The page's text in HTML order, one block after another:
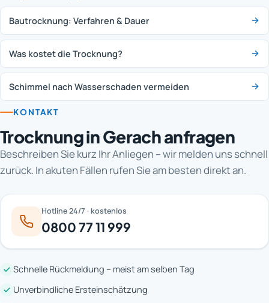
Bautrocknung: Verfahren & Dauer
Was kostet die Trocknung?
Schimmel nach Wasserschaden vermeiden
KONTAKT
Trocknung in Gerach anfragen
Beschreiben Sie kurz Ihr Anliegen – wir melden uns schnell
zurück. In akuten Fällen rufen Sie am besten direkt an.
Hotline 24/7 · kostenlos
0800 77 11 999
Schnelle Rückmeldung – meist am selben Tag
Unverbindliche Ersteinschätzung